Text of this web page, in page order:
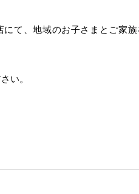
て、地域のお子さまとご家
い。